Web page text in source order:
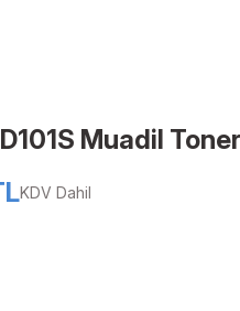
Muadil Toner
KDV Dahil